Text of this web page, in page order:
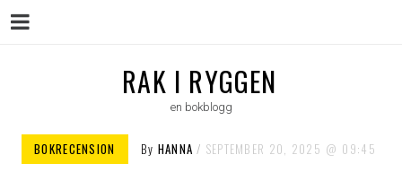
RAK I RYGGEN
en bokblogg
BOKRECENSION By HANNA SEPTEMBER 20, 2025 09:45
Menu